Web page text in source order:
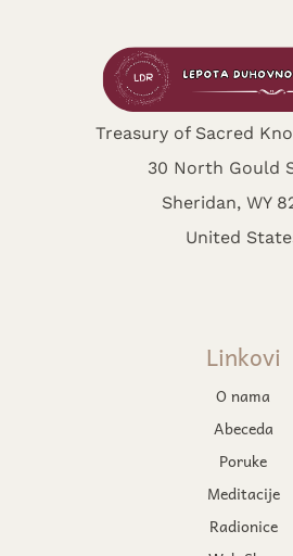
Treasury of Sacred
30 North Gould
Sheridan, WY
United
Linkovi
O nama
Abeceda
Poruke
Meditacije
Radionice